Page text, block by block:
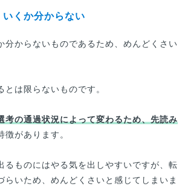
くか分からない
分からないものであるため、めんどくさい
は限らないものです。
考の通過状況によって変わるため、先読み
徴があります。
るものにはやる気を出しやすいですが、転
らいため、めんどくさいと感じてしまいま